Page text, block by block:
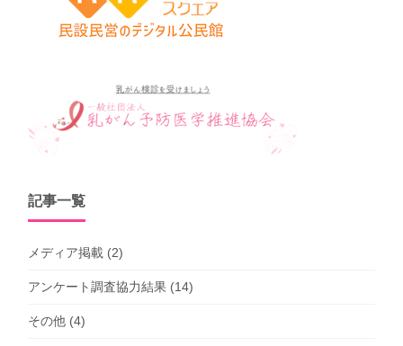
記事一覧
メディア掲載 (2)
アンケート調査協力結果 (14)
その他 (4)